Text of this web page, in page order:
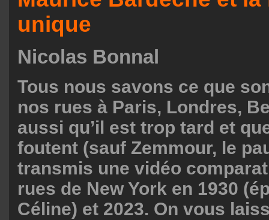
unique
Nicolas Bonnal
Tous nous savons ce que
nos rues à Paris, Londres,
aussi qu’il est trop tard et
foutent (sauf Zemmour, le
transmis une vidéo
rues de New York en 1930
Céline) et 2023. On vous